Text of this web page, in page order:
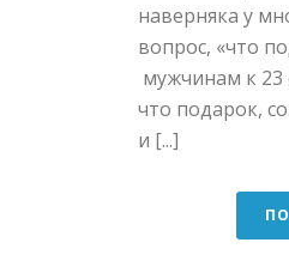
наверняка у
вопрос, «что
мужчинам к 23
что подарок,
и [...]